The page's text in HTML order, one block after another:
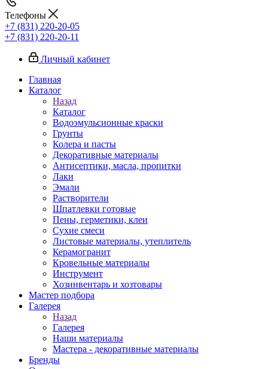
Телефоны
+7 (831) 220-20-05
+7 (831) 220-20-11
Личный кабинет
Главная
Каталог
Назад
Каталог
Водоэмульсионные краски
Грунты
Колера и пасты
Декоративные материалы
Антисептики, масла, пропитки
Лаки
Эмали
Растворители
Шпатлевки готовые
Пены, герметики, клеи
Сухие смеси
Листовые материалы, утеплитель
Керамогранит
Кровельные материалы
Инструмент
Хозинвентарь и хозтовары
Мастер подбора
Галерея
Назад
Галерея
Наши материалы
Мастера - декоративные материалы
Бренды